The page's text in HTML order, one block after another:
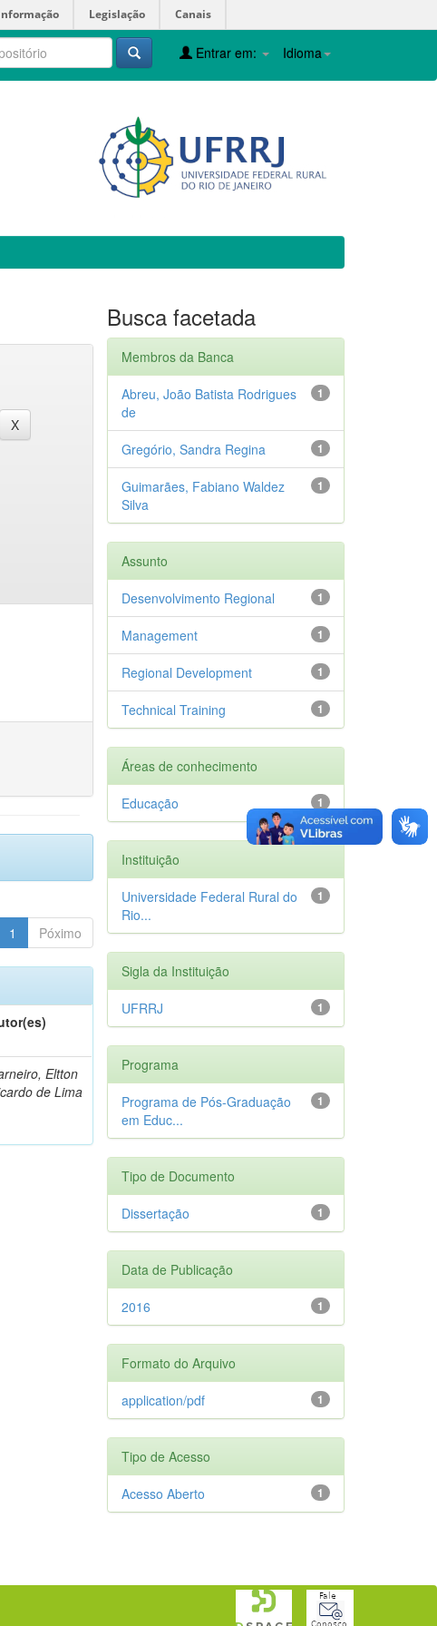
Legislação Canais
Idioma
Entrar em:
1 Póximo
Eltton
de Lima
Busca facetada
Membros da Banca
1
Abreu, João Batista Rodrigues
de
1
Gregório, Sandra Regina
1
Guimarães, Fabiano Waldez
Silva
Assunto
1
Desenvolvimento Regional
1
Management
1
Regional Development
1
Technical Training
Áreas de conhecimento
1
Educação
Instituição
1
Universidade Federal Rural do
Rio...
Sigla da Instituição
1
UFRRJ
Programa
1
Programa de Pós-Graduação
em Educ...
Tipo de Documento
1
Dissertação
Data de Publicação
1
2016
Formato do Arquivo
1
application/pdf
Tipo de Acesso
1
Acesso Aberto